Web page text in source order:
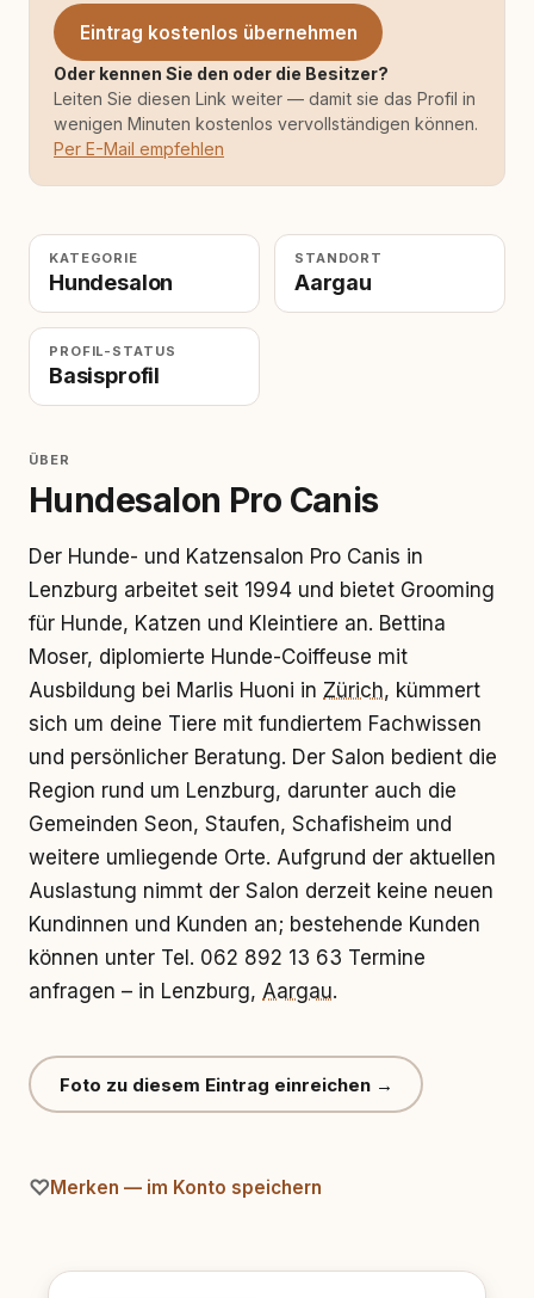
Eintrag kostenlos übernehmen
Oder kennen Sie den oder die Besitzer?
Leiten Sie diesen Link weiter — damit sie das Profil in
wenigen Minuten kostenlos vervollständigen können.
Per E-Mail empfehlen
KATEGORIE
Hundesalon
STANDORT
Aargau
PROFIL-STATUS
Basisprofil
ÜBER
Hundesalon Pro Canis
Der Hunde- und Katzensalon Pro Canis in
Lenzburg arbeitet seit 1994 und bietet Grooming
für Hunde, Katzen und Kleintiere an. Bettina
Moser, diplomierte Hunde-Coiffeuse mit
Ausbildung bei Marlis Huoni in Zürich, kümmert
sich um deine Tiere mit fundiertem Fachwissen
und persönlicher Beratung. Der Salon bedient die
Region rund um Lenzburg, darunter auch die
Gemeinden Seon, Staufen, Schafisheim und
weitere umliegende Orte. Aufgrund der aktuellen
Auslastung nimmt der Salon derzeit keine neuen
Kundinnen und Kunden an; bestehende Kunden
können unter Tel. 062 892 13 63 Termine
anfragen – in Lenzburg, Aargau.
Foto zu diesem Eintrag einreichen →
Merken — im Konto speichern